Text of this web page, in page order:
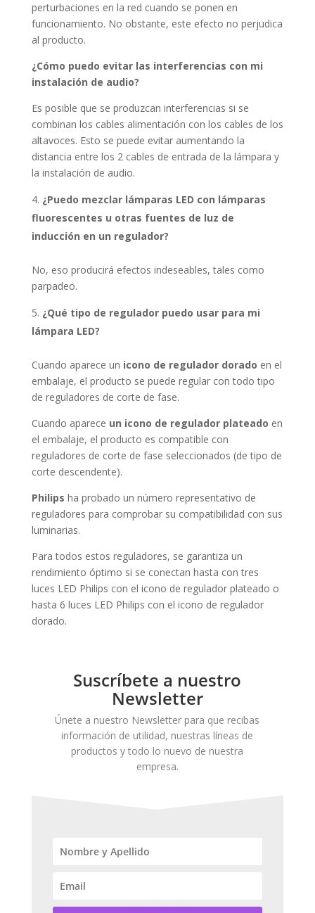
perturbaciones en la red cuando se ponen en
funcionamiento. No obstante, este efecto no perjudica
al producto.
¿Cómo puedo evitar las interferencias con mi
instalación de audio?
Es posible que se produzcan interferencias si se
combinan los cables alimentación con los cables de los
altavoces. Esto se puede evitar aumentando la
distancia entre los 2 cables de entrada de la lámpara y
la instalación de audio.
¿Puedo mezclar lámparas LED con lámparas
fluorescentes u otras fuentes de luz de
inducción en un regulador?
No, eso producirá efectos indeseables, tales como
parpadeo.
¿Qué tipo de regulador puedo usar para mi
lámpara LED?
Cuando aparece un icono de regulador dorado en el
embalaje, el producto se puede regular con todo tipo
de reguladores de corte de fase.
Cuando aparece un icono de regulador plateado en
el embalaje, el producto es compatible con
reguladores de corte de fase seleccionados (de tipo de
corte descendente).
Philips ha probado un número representativo de
reguladores para comprobar su compatibilidad con sus
luminarias.
Para todos estos reguladores, se garantiza un
rendimiento óptimo si se conectan hasta con tres
luces LED Philips con el icono de regulador plateado o
hasta 6 luces LED Philips con el icono de regulador
dorado.
Suscríbete a nuestro
Newsletter
Únete a nuestro Newsletter para que recibas
información de utilidad, nuestras líneas de
productos y todo lo nuevo de nuestra
empresa.